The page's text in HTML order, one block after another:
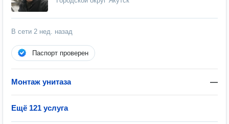
В сети 2 нед. назад
Паспорт проверен
Монтаж унитаза —
Ещё 121 услуга